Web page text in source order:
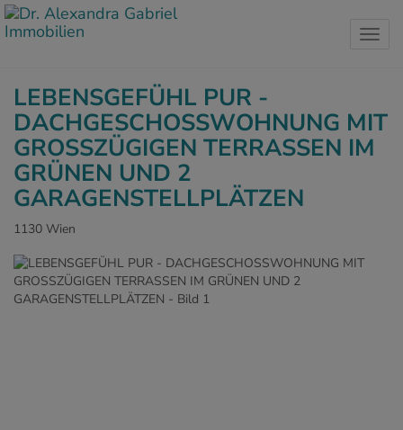
LEBENSGEFÜHL PUR -
DACHGESCHOSSWOHNUNG MIT
GROSSZÜGIGEN TERRASSEN IM
GRÜNEN UND 2
GARAGENSTELLPLÄTZEN
1130 Wien